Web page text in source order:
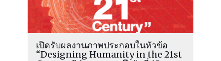
เปิดรับผลงานภาพประกอบในหัวข้อ
“Designing Humanity in the 21st